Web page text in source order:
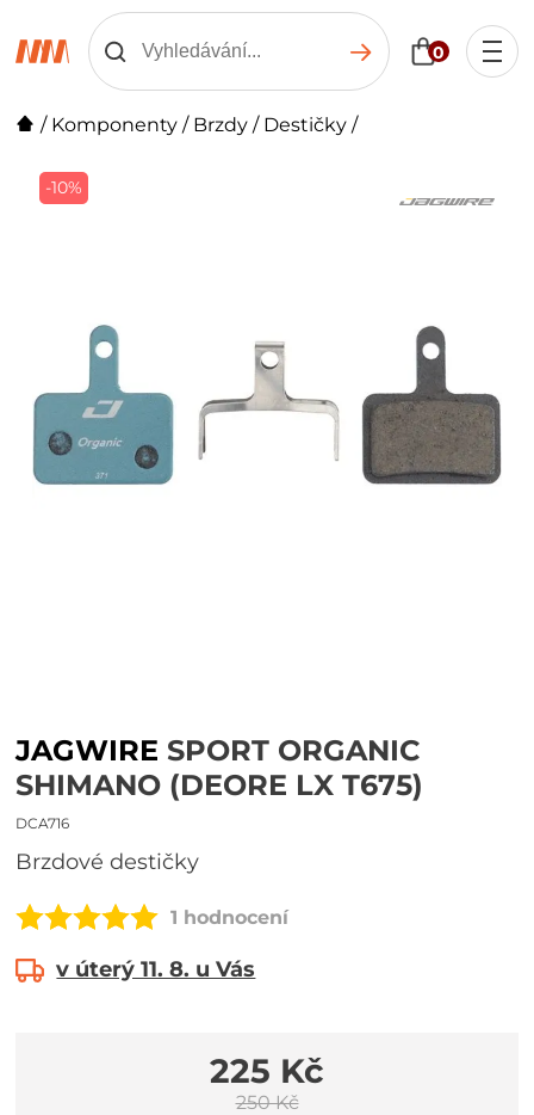
0
/ Komponenty / Brzdy / Destičky /
-10%
JAGWIRE SPORT ORGANIC
SHIMANO (DEORE LX T675)
DCA716
brzdové destičky
1 hodnocení
v úterý 11. 8. u Vás
225 Kč
250 Kč